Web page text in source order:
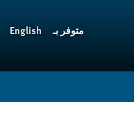
متوفر بـ English